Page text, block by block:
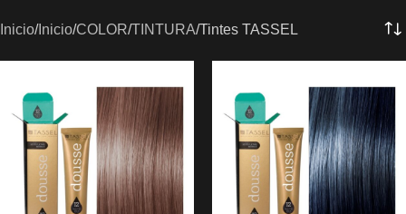
Inicio Inicio COLOR TINTURA Tintes TASSEL